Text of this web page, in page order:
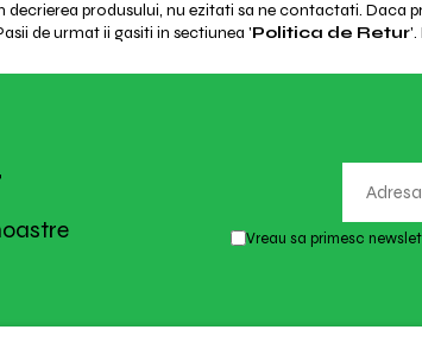
produsului, nu ezitati sa ne contactati.
de urmat ii gasiti in sectiunea 'Politica de Retur'.
Vreau sa primesc